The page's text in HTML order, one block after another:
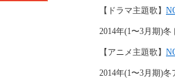
【ドラマ主題歌】
2014年(1〜3月期)
【アニメ主題歌】
2014年(1〜3月期)